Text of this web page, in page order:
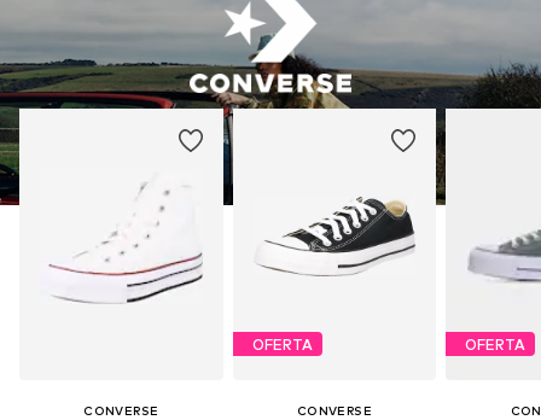
CONVERSE
OFERTA
CONVERSE
OFERTA